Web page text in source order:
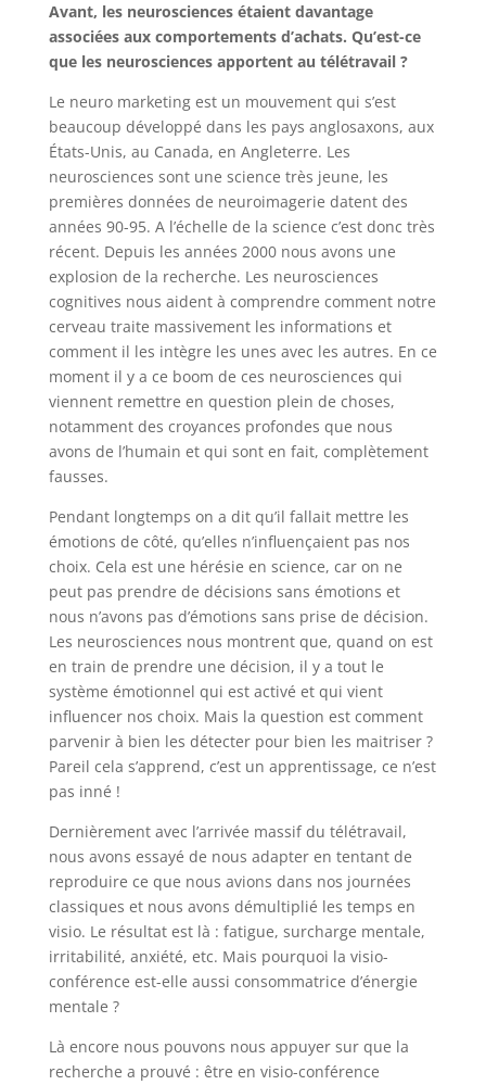
Avant, les neurosciences étaient davantage
associées aux comportements d’achats. Qu’est-ce
que les neurosciences apportent au télétravail ?
Le neuro marketing est un mouvement qui s’est
beaucoup développé dans les pays anglosaxons, aux
États-Unis, au Canada, en Angleterre. Les
neurosciences sont une science très jeune, les
premières données de neuroimagerie datent des
années 90-95. A l’échelle de la science c’est donc très
récent. Depuis les années 2000 nous avons une
explosion de la recherche. Les neurosciences
cognitives nous aident à comprendre comment notre
cerveau traite massivement les informations et
comment il les intègre les unes avec les autres. En ce
moment il y a ce boom de ces neurosciences qui
viennent remettre en question plein de choses,
notamment des croyances profondes que nous
avons de l’humain et qui sont en fait, complètement
fausses.
Pendant longtemps on a dit qu’il fallait mettre les
émotions de côté, qu’elles n’influençaient pas nos
choix. Cela est une hérésie en science, car on ne
peut pas prendre de décisions sans émotions et
nous n’avons pas d’émotions sans prise de décision.
Les neurosciences nous montrent que, quand on est
en train de prendre une décision, il y a tout le
système émotionnel qui est activé et qui vient
influencer nos choix. Mais la question est comment
parvenir à bien les détecter pour bien les maitriser ?
Pareil cela s’apprend, c’est un apprentissage, ce n’est
pas inné !
Dernièrement avec l’arrivée massif du télétravail,
nous avons essayé de nous adapter en tentant de
reproduire ce que nous avions dans nos journées
classiques et nous avons démultiplié les temps en
visio. Le résultat est là : fatigue, surcharge mentale,
irritabilité, anxiété, etc. Mais pourquoi la visio-
conférence est-elle aussi consommatrice d’énergie
mentale ?
Là encore nous pouvons nous appuyer sur que la
recherche a prouvé : être en visio-conférence